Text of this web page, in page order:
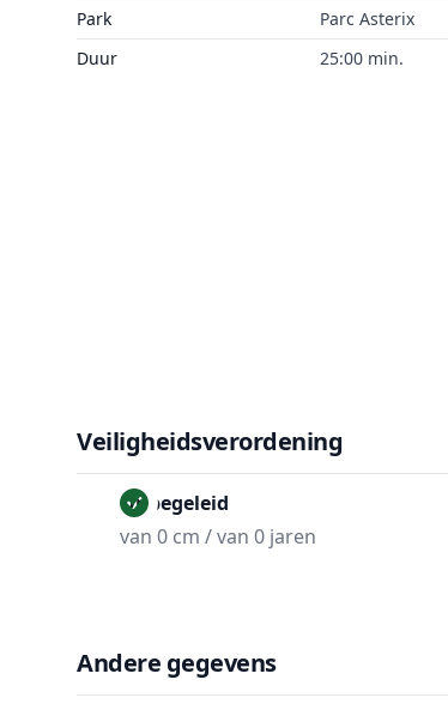
Park
Parc Asterix
Duur
25:00 min.
Veiligheidsverordening
Onbegeleid
van 0 cm / van 0 jaren
Andere gegevens